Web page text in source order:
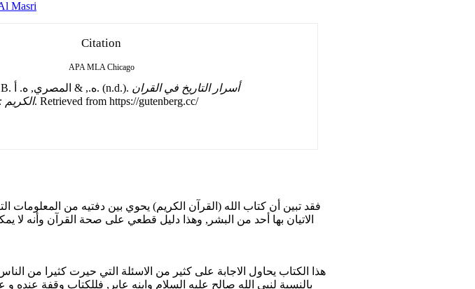
Masri
Citation
APA MLA Chicago
أمين المصري, B. ه., & المصري, ه. أ. (n.d.). أسرار التاريخ في القران
. Retrieved from https://gutenberg.cc/
فقد تبين أن كتاب الله (القرآن الكريم) يحوي بين دفتيه من المعلومات
الاتيان بها أحد من البشر, وهذا دليل قطعي على صحة القرآن وأنه لا
هذا الكتاب يحاول الاجابة على كثير من الاسئلة التي حيرت كثيرا من
بالنسبة لنبي الله صالح عليه السلام وابنه عابر, فللكتاب وقفة عنده